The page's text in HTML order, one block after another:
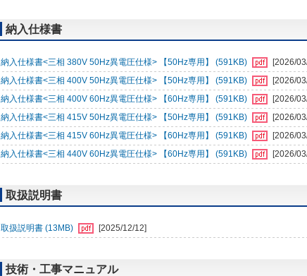
納入仕様書
納入仕様書<三相 380V 50Hz異電圧仕様> 【50Hz専用】 (591KB)
[2026/
納入仕様書<三相 400V 50Hz異電圧仕様> 【50Hz専用】 (591KB)
[2026/
納入仕様書<三相 400V 60Hz異電圧仕様> 【60Hz専用】 (591KB)
[2026/
納入仕様書<三相 415V 50Hz異電圧仕様> 【50Hz専用】 (591KB)
[2026/
納入仕様書<三相 415V 60Hz異電圧仕様> 【60Hz専用】 (591KB)
[2026/
納入仕様書<三相 440V 60Hz異電圧仕様> 【60Hz専用】 (591KB)
[2026/
取扱説明書
取扱説明書 (13MB) [2025/12/12]
技術・工事マニュアル